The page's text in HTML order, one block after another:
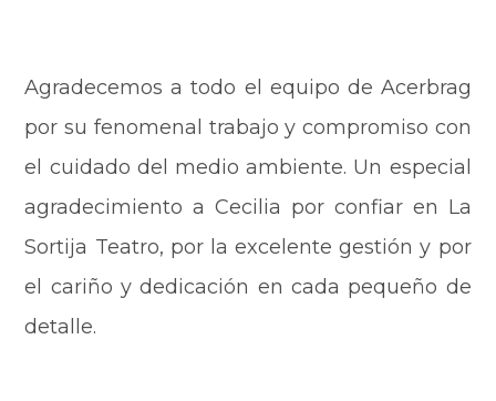
Agradecemos a todo el equipo de Acerbrag
por su fenomenal trabajo y compromiso con
el cuidado del medio ambiente. Un especial
agradecimiento a Cecilia por confiar en La
Sortija Teatro, por la excelente gestión y por
el cariño y dedicación en cada pequeño de
detalle.